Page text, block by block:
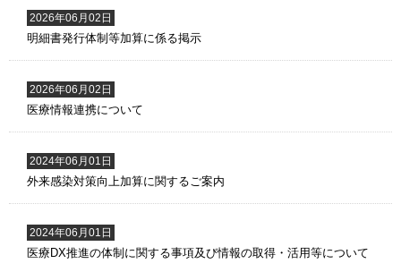
2026年06月02日
明細書発行体制等加算に係る掲示
2026年06月02日
医療情報連携について
2024年06月01日
外来感染対策向上加算に関するご案内
2024年06月01日
医療DX推進の体制に関する事項及び情報の取得・活用等について